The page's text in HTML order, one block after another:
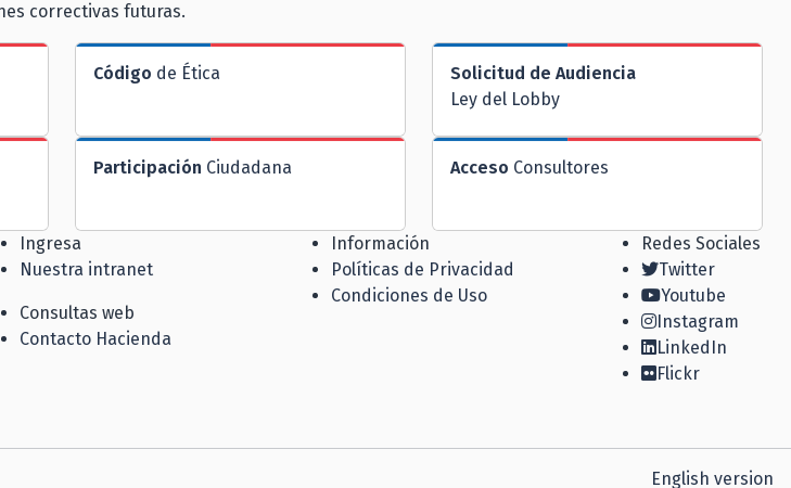
correctivas futuras.
Código de Ética
Solicitud de Audiencia
Ley del Lobby
Participación Ciudadana Acceso Consultores
Ingresa
Nuestra intranet
Consultas web
Contacto Hacienda
Información
Políticas de Privacidad
Condiciones de Uso
Redes Sociales
Twitter
Youtube
Instagram
LinkedIn
Flickr
English version